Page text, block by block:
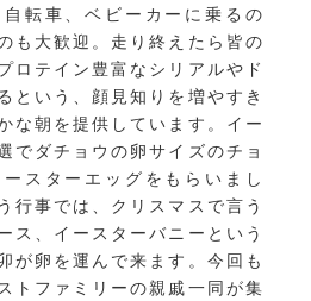
転車、ベビーカーに乗るの
も大歓迎。走り終えたら皆の
ロテイン豊富なシリアルやド
という、顔見知りを増やすき
な朝を提供しています。イー
でダチョウの卵サイズのチョ
スターエッグをもらいまし
行事では、クリスマスで言う
ス、イースターバニーという
が卵を運んで来ます。今回も
トファミリーの親戚一同が集